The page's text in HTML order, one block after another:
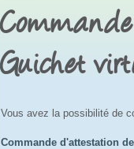
Guichet
Vous avez la possibilité de
Commande d'attestation